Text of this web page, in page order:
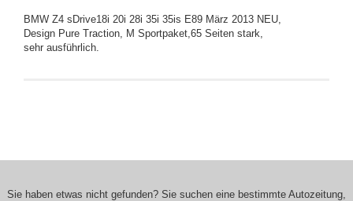
BMW Z4 sDrive18i 20i 28i 35i 35is E89 März 2013 NEU,
Design Pure Traction, M Sportpaket,65 Seiten stark,
sehr ausführlich.
Sie haben etwas nicht gefunden? Sie suchen eine bestimmte Autozeitung,